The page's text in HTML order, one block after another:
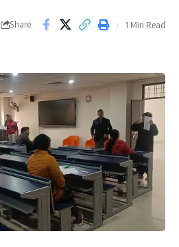
Share 1 Min Read